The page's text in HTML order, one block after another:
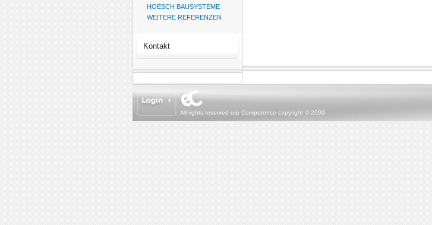
HOESCH BAUSYSTEME
WEITERE REFERENZEN
Kontakt
All rights reserved erp Competence copyright © 2009